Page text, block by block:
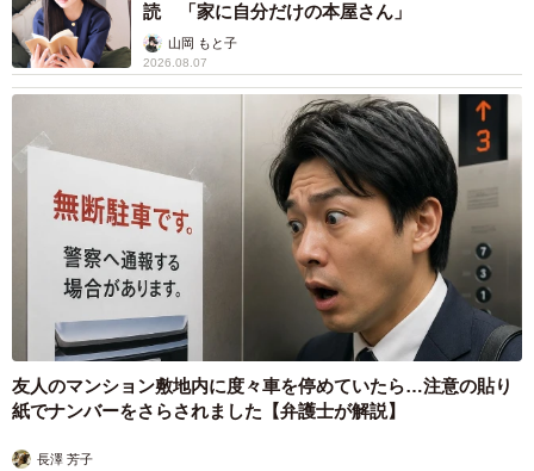
読 「家に自分だけの本屋さん」
山岡 もと子
2026.08.07
友人のマンション敷地内に度々車を停めていたら…注意の貼り
紙でナンバーをさらされました【弁護士が解説】
長澤 芳子